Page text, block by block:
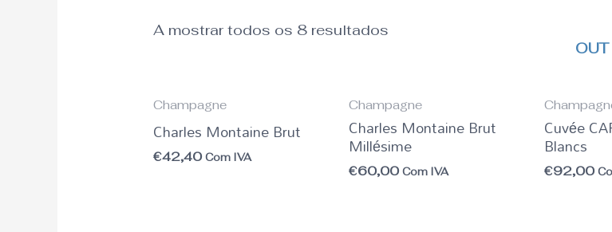
A mostrar todos os 8 resultados
Champagne
Charles Montaine Brut
€42,40 Com IVA
Champagne
Charles Montaine Brut
Millésime
€60,00 Com IVA
Cuvée
Blancs
€92,00